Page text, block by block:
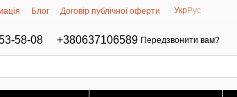
Блог Договір публічної оферти УкрРус
58-08 +380637106589 Передзвонити вам?